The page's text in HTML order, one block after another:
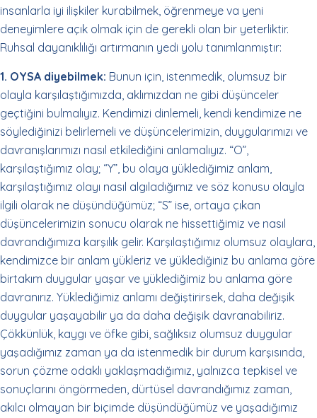
insanlarla iyi ilişkiler kurabilmek, öğrenmeye va yeni
deneyimlere açık olmak için de gerekli olan bir yeterliktir.
Ruhsal dayanıklılığı artırmanın yedi yolu tanımlanmıştır:
1. OYSA diyebilmek: Bunun için, istenmedik, olumsuz bir
olayla karşılaştığımızda, aklımızdan ne gibi düşünceler
geçtiğini bulmalıyız. Kendimizi dinlemeli, kendi kendimize ne
söylediğinizi belirlemeli ve düşüncelerimizin, duygularımızı ve
davranışlarımızı nasıl etkilediğini anlamalıyız. “O”,
karşılaştığımız olay; “Y”, bu olaya yüklediğimiz anlam,
karşılaştığımız olayı nasıl algıladığımız ve söz konusu olayla
ilgili olarak ne düşündüğümüz; “S” ise, ortaya çıkan
düşüncelerimizin sonucu olarak ne hissettiğimiz ve nasıl
davrandığımıza karşılık gelir. Karşılaştığımız olumsuz olaylara,
kendimizce bir anlam yükleriz ve yüklediğiniz bu anlama göre
birtakım duygular yaşar ve yüklediğimiz bu anlama göre
davranırız. Yüklediğimiz anlamı değiştirirsek, daha değişik
duygular yaşayabilir ya da daha değişik davranabiliriz.
Çökkünlük, kaygı ve öfke gibi, sağlıksız olumsuz duygular
yaşadığımız zaman ya da istenmedik bir durum karşısında,
sorun çözme odaklı yaklaşmadığımız, yalnızca tepkisel ve
sonuçlarını öngörmeden, dürtüsel davrandığımız zaman,
akılcı olmayan bir biçimde düşündüğümüz ve yaşadığımız